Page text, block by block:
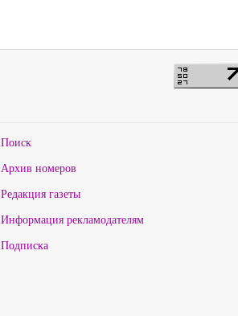
Поиск
Архив номеров
Редакция газеты
Информация рекламодателям
Подписка